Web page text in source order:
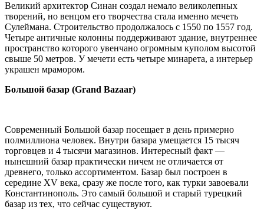
Великий архитектор Синан создал немало великолепных
творений, но венцом его творчества стала именно мечеть
Сулеймана. Строительство продолжалось с 1550 по 1557 год.
Четыре античные колонны поддерживают здание, внутреннее
пространство которого увенчано огромным куполом высотой
свыше 50 метров. У мечети есть четыре минарета, а интерьер
украшен мрамором.
Большой базар (Grand Bazaar)
Современный Большой базар посещает в день примерно
полмиллиона человек. Внутри базара умещается 15 тысяч
торговцев и 4 тысячи магазинов. Интересный факт —
нынешний базар практически ничем не отличается от
древнего, только ассортиментом. Базар был построен в
середине XV века, сразу же после того, как турки завоевали
Константинополь. Это самый большой и старый турецкий
базар из тех, что сейчас существуют.